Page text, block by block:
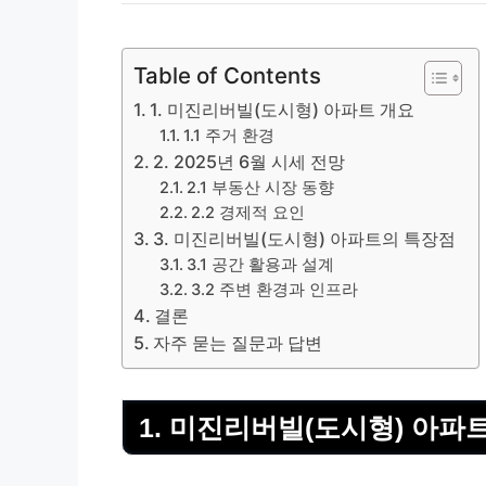
Table of Contents
1. 미진리버빌(도시형) 아파트 개요
1.1 주거 환경
2. 2025년 6월 시세 전망
2.1 부동산 시장 동향
2.2 경제적 요인
3. 미진리버빌(도시형) 아파트의 특장점
3.1 공간 활용과 설계
3.2 주변 환경과 인프라
결론
자주 묻는 질문과 답변
1. 미진리버빌(도시형) 아파